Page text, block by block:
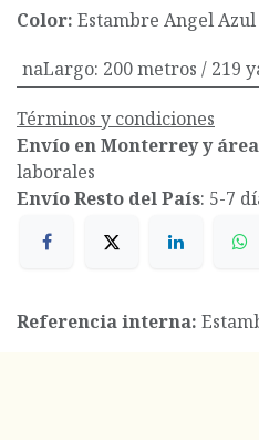
Color: Estambre Angel Azul
naLargo: 200 metros / 219
Términos y condiciones
Envío en Monterrey y
laborales
Envío Resto del País: 5-7
Referencia interna: